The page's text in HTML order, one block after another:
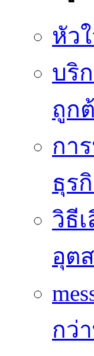
หัว
บริ
ถูก
กา
ธุร
วิธี
อุต
กว่